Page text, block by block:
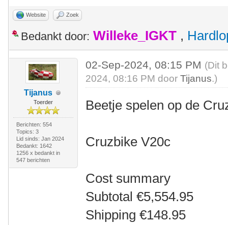
Website Zoek
Bedankt door: Willeke_IGKT ,
Tijanus
Toerder
Berichten: 554
Topics: 3
Lid sinds: Jan 2024
Bedankt: 1642
1256 x bedankt in
547 berichten
02-Sep-2024, 08:15 PM (Dit
2024, 08:16 PM doorTijanus.)
Beetje spelen op de
Cruzbike V20c
Cost summary
Subtotal €5,554.95
Shipping €148.95